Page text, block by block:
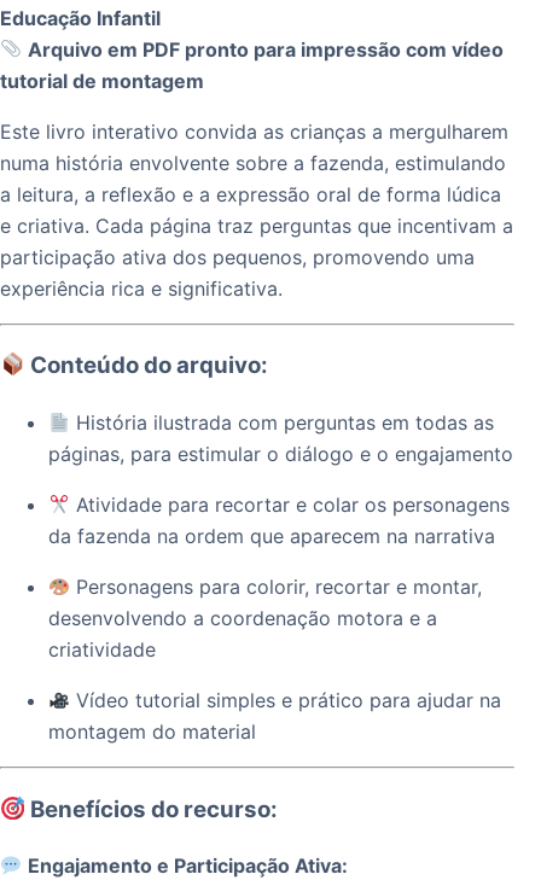
Educação Infantil
Arquivo em PDF pronto para impressão com vídeo
tutorial de montagem
Este livro interativo convida as crianças a mergulharem
numa história envolvente sobre a fazenda, estimulando
a leitura, a reflexão e a expressão oral de forma lúdica
e criativa. Cada página traz perguntas que incentivam a
participação ativa dos pequenos, promovendo uma
experiência rica e significativa.
Conteúdo do arquivo:
História ilustrada com perguntas em todas as
páginas, para estimular o diálogo e o engajamento
Atividade para recortar e colar os personagens
da fazenda na ordem que aparecem na narrativa
Personagens para colorir, recortar e montar,
desenvolvendo a coordenação motora e a
criatividade
Vídeo tutorial simples e prático para ajudar na
montagem do material
Benefícios do recurso:
Engajamento e Participação Ativa: